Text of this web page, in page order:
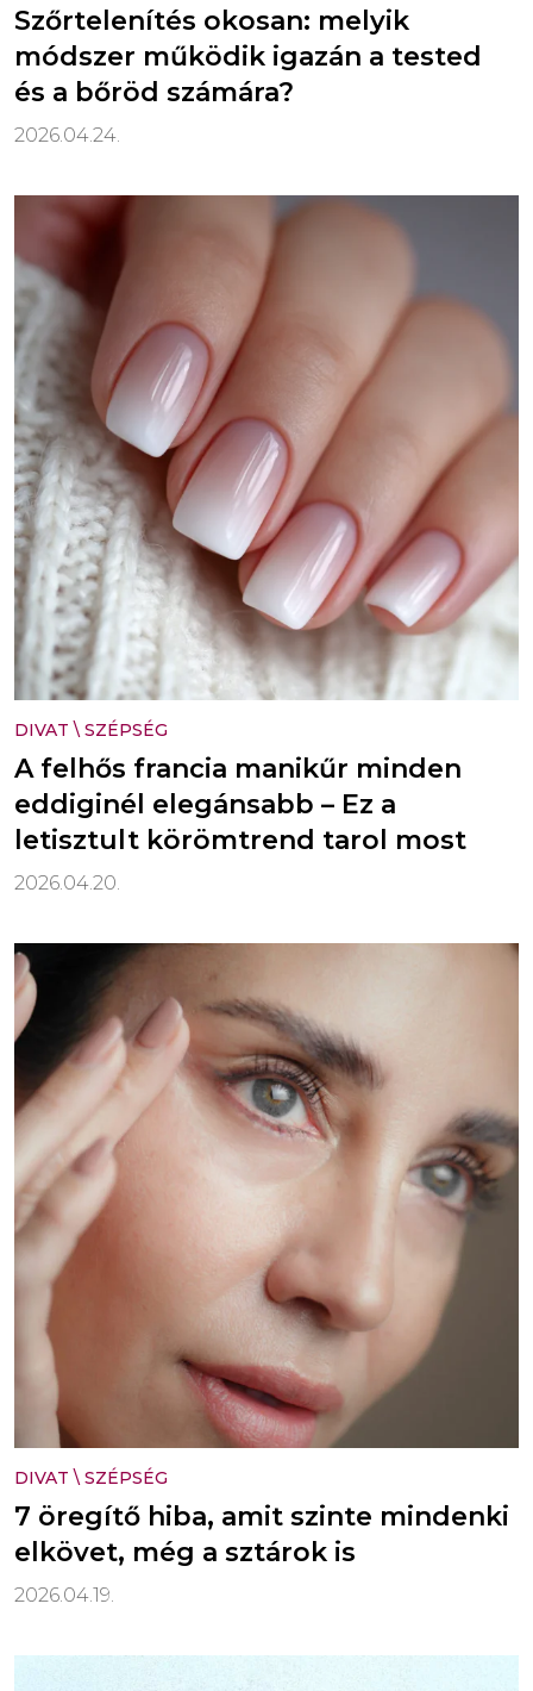
Szőrtelenítés okosan: melyik
módszer működik igazán a tested
és a bőröd számára?
2026.04.24.
DIVAT \ SZÉPSÉG
A felhős francia manikűr minden
eddiginél elegánsabb – Ez a
letisztult körömtrend tarol most
2026.04.20.
DIVAT \ SZÉPSÉG
7 öregítő hiba, amit szinte mindenki
elkövet, még a sztárok is
2026.04.19.